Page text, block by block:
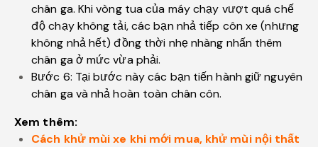
chân ga. Khi vòng tua của máy chạy vượt quá chế
độ chạy không tải, các bạn nhả tiếp côn xe (nhưng
không nhả hết) đồng thời nhẹ nhàng nhấn thêm
chân ga ở mức vừa phải.
Bước 6: Tại bước này các bạn tiến hành giữ nguyên
chân ga và nhả hoàn toàn chân côn.
Xem thêm:
Cách khử mùi xe khi mới mua, khử mùi nội thất